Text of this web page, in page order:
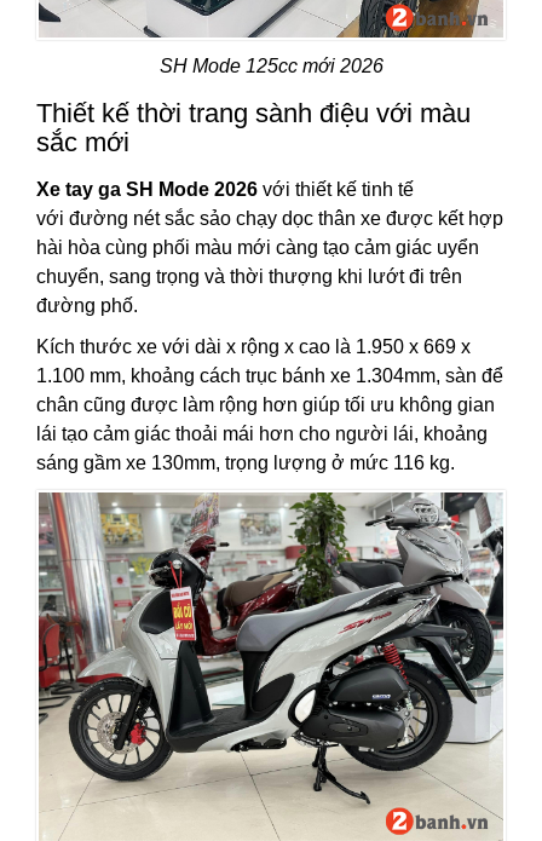
SH Mode 125cc mới 2026
Thiết kế thời trang sành điệu với màu
sắc mới
Xe tay ga SH Mode 2026 với thiết kế tinh tế
với đường nét sắc sảo chạy dọc thân xe được kết hợp
hài hòa cùng phối màu mới càng tạo cảm giác uyển
chuyển, sang trọng và thời thượng khi lướt đi trên
đường phố.
Kích thước xe với dài x rộng x cao là 1.950 x 669 x
1.100 mm, khoảng cách trục bánh xe 1.304mm, sàn để
chân cũng được làm rộng hơn giúp tối ưu không gian
lái tạo cảm giác thoải mái hơn cho người lái, khoảng
sáng gầm xe 130mm, trọng lượng ở mức 116 kg.